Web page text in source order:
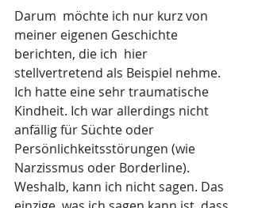
Darum  möchte ich nur kurz von
meiner eigenen Geschichte
berichten, die ich  hier
stellvertretend als Beispiel nehme.
Ich hatte eine sehr traumatische
Kindheit. Ich war allerdings nicht
anfällig für Süchte oder
Persönlichkeitsstörungen (wie
Narzissmus oder Borderline).
Weshalb, kann ich nicht sagen. Das